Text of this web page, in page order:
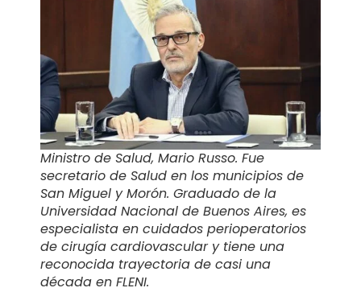
Ministro de Salud, Mario Russo. Fue
secretario de Salud en los municipios de
San Miguel y Morón. Graduado de la
Universidad Nacional de Buenos Aires, es
especialista en cuidados perioperatorios
de cirugía cardiovascular y tiene una
reconocida trayectoria de casi una
década en FLENI.